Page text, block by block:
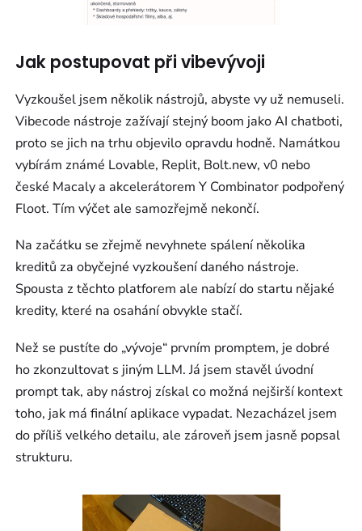
Jak postupovat při vibevývoji
Vyzkoušel jsem několik nástrojů, abyste vy už nemuseli.
Vibecode nástroje zažívají stejný boom jako AI chatboti,
proto se jich na trhu objevilo opravdu hodně. Namátkou
vybírám známé Lovable, Replit, Bolt.new, v0 nebo
české Macaly a akcelerátorem Y Combinator podpořený
Floot. Tím výčet ale samozřejmě nekončí.
Na začátku se zřejmě nevyhnete spálení několika
kreditů za obyčejné vyzkoušení daného nástroje.
Spousta z těchto platforem ale nabízí do startu nějaké
kredity, které na osahání obvykle stačí.
Než se pustíte do „vývoje“ prvním promptem, je dobré
ho zkonzultovat s jiným LLM. Já jsem stavěl úvodní
prompt tak, aby nástroj získal co možná nejširší kontext
toho, jak má finální aplikace vypadat. Nezacházel jsem
do příliš velkého detailu, ale zároveň jsem jasně popsal
strukturu.